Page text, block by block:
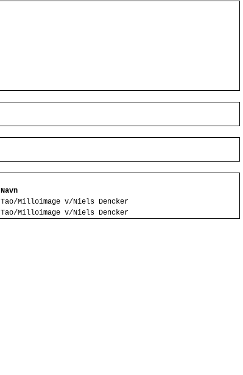
Navn
Tao/Milloimage v/Niels Dencker
Tao/Milloimage v/Niels Dencker